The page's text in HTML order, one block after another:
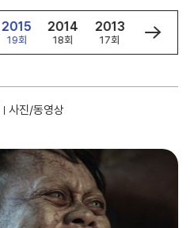
2015
19회
2014
18회
2013
17회
2012
16회
사진/동영상